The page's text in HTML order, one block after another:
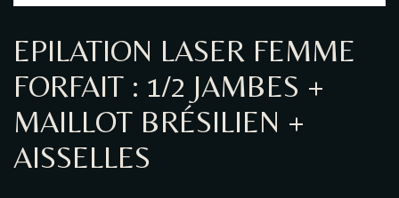
EPILATION LASER FEMME
FORFAIT : 1/2 JAMBES +
MAILLOT BRÉSILIEN +
AISSELLES